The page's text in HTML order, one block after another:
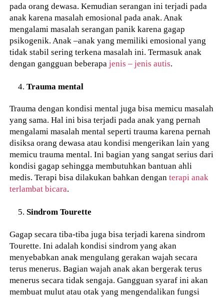
pada orang dewasa. Kemudian serangan ini terjadi pada
anak karena masalah emosional pada anak. Anak
mengalami masalah serangan panik karena gagap
psikogenik. Anak –anak yang memiliki emosional yang
tidak stabil sering terkena masalah ini. Termasuk anak
dengan gangguan beberapajenis – jenis autis.
Trauma mental
Trauma dengan kondisi mental juga bisa memicu masalah
yang sama. Hal ini bisa terjadi pada anak yang pernah
mengalami masalah mental seperti trauma karena pernah
disiksa orang dewasa atau kondisi mengerikan lain yang
memicu trauma mental. Ini bagian yang sangat serius dari
kondisi gagap sehingga membutuhkan bantuan ahli
medis. Terapi bisa dilakukan bahkan denganterapi anak
terlambat bicara.
Sindrom Tourette
Gagap secara tiba-tiba juga bisa terjadi karena sindrom
Tourette. Ini adalah kondisi sindrom yang akan
menyebabkan anak mengulang gerakan wajah secara
terus menerus. Bagian wajah anak akan bergerak terus
menerus secara tidak sengaja. Gangguan syaraf ini akan
membuat mulut atau otak yang mengendalikan fungsi